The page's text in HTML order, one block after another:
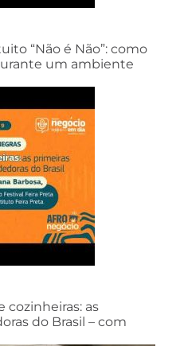
“Não é Não”: como
um ambiente
cozinheiras: as
do Brasil – com